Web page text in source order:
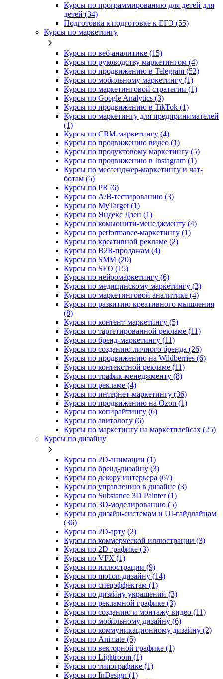
Курсы по программированию для детей для
детей (34)
Подготовка к подготовке к ЕГЭ (55)
Курсы по маркетингу
Курсы по веб-аналитике (15)
Курсы по руководству маркетингом (4)
Курсы по продвижению в Telegram (52)
Курсы по мобильному маркетингу (1)
Курсы по маркетинговой стратегии (1)
Курсы по Google Analytics (3)
Курсы по продвижению в TikTok (1)
Курсы по маркетингу для предпринимателей
(1)
Курсы по CRM-маркетингу (4)
Курсы по продвижению видео (1)
Курсы по продуктовому маркетингу (5)
Курсы по продвижению в Instagram (1)
Курсы по мессенджер-маркетингу и чат-
ботам (5)
Курсы по PR (6)
Курсы по A/B-тестированию (3)
Курсы по MyTarget (1)
Курсы по Яндекс Дзен (1)
Курсы по комьюнити-менеджменту (4)
Курсы по performance-маркетингу (1)
Курсы по креативной рекламе (2)
Курсы по B2B-продажам (4)
Курсы по SMM (20)
Курсы по SEO (15)
Курсы по нейромаркетингу (6)
Курсы по медицинскому маркетингу (2)
Курсы по маркетинговой аналитике (4)
Курсы по развитию креативного мышления
(8)
Курсы по контент-маркетингу (5)
Курсы по таргетированной рекламе (11)
Курсы по бренд-маркетингу (11)
Курсы по созданию личного бренда (26)
Курсы по продвижению на Wildberries (6)
Курсы по контекстной рекламе (11)
Курсы по трафик-менеджменту (8)
Курсы по рекламе (4)
Курсы по интернет-маркетингу (36)
Курсы по продвижению на Ozon (1)
Курсы по копирайтингу (6)
Курсы по авитологу (6)
Курсы по маркетингу на маркетплейсах (25)
Курсы по дизайну
Курсы по 2D‑анимации (1)
Курсы по бренд‑дизайну (3)
Курсы по декору интерьера (67)
Курсы по управлению в дизайне (3)
Курсы по Substance 3D Painter (1)
Курсы по 3D‑моделированию (5)
Курсы по дизайн-системам и UI-гайдлайнам
(36)
Курсы по 2D‑арту (2)
Курсы по коммерческой иллюстрации (3)
Курсы по 2D графике (3)
Курсы по VFX (1)
Курсы по иллюстрации (9)
Курсы по motion-дизайну (14)
Курсы по спецэффектам (1)
Курсы по дизайну украшений (3)
Курсы по рекламной графике (3)
Курсы по созданию и монтажу видео (11)
Курсы по мобильному дизайну (6)
Курсы по коммуникационному дизайну (2)
Курсы по Animate (5)
Курсы по векторной графике (1)
Курсы по Lightroom (1)
Курсы по типографике (1)
Курсы по InDesign (1)